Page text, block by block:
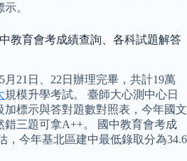
。
教育會考成績查詢、各科試題解答
21日、22日辦理完畢，共計19萬
規模升學考試。 臺師大心測中心日
標示與答對題數對照表，今年國文
三題可拿A++。 國中教育會考成
，今年基北區建中最低錄取分為34.6